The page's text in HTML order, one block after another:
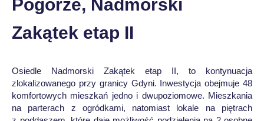
Pogórze, Nadmorski
Zakątek etap II
Osiedle Nadmorski Zakątek etap II, to kontynuacja
zlokalizowanego przy granicy Gdyni. Inwestycja obejmuje 48
komfortowych mieszkań jedno i dwupoziomowe. Mieszkania
na parterach z ogródkami, natomiast lokale na piętrach